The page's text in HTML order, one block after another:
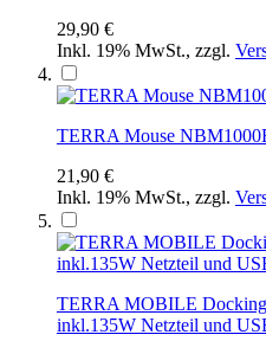
29,90 €
Inkl. 19% MwSt., zzgl.
TERRA Mouse
21,90 €
Inkl. 19% MwSt., zzgl.
TERRA MOBILE
inkl.135W Netzteil und